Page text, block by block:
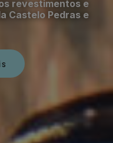
revestimentos e
Castelo Pedras e